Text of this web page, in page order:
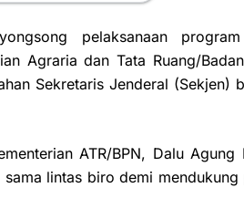
pelaksanaan
Agraria dan Tata Ruang/
Sekretaris Jenderal (Sekjen)
ATR/BPN, Dalu Agung
lintas biro demi